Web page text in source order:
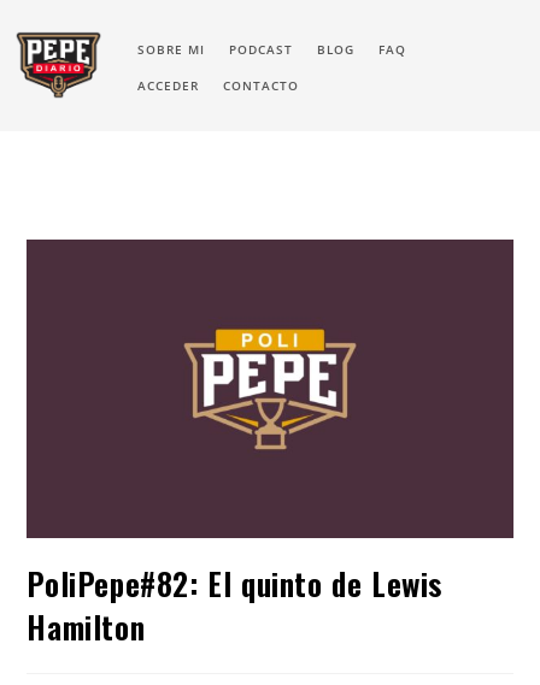
SOBRE MI PODCAST BLOG FAQ
ACCEDER CONTACTO
PoliPepe#82: El quinto de Lewis
Hamilton